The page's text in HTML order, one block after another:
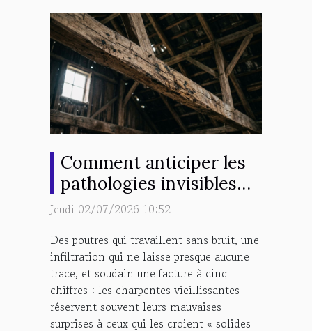
Comment anticiper les
pathologies invisibles
d’une charpente
Jeudi 02/07/2026 10:52
Des poutres qui travaillent sans bruit, une
infiltration qui ne laisse presque aucune
trace, et soudain une facture à cinq
chiffres : les charpentes vieillissantes
réservent souvent leurs mauvaises
surprises à ceux qui les croient « solides